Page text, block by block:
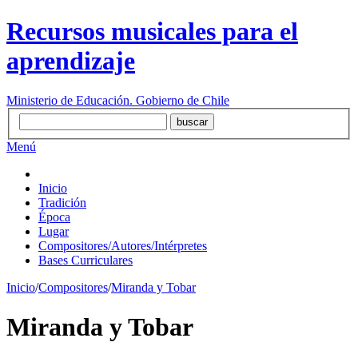
Recursos musicales para el
aprendizaje
Ministerio de Educación. Gobierno de Chile
Menú
Inicio
Tradición
Época
Lugar
Compositores/Autores/Intérpretes
Bases Curriculares
Inicio/Compositores/Miranda y Tobar
Miranda y Tobar